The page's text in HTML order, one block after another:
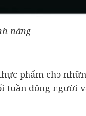
năng
phẩm cho
tuần đông người